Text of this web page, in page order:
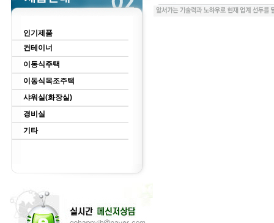
인기제품
컨테이너
이동식주택
이동식목조주택
샤워실(화장실)
경비실
기타